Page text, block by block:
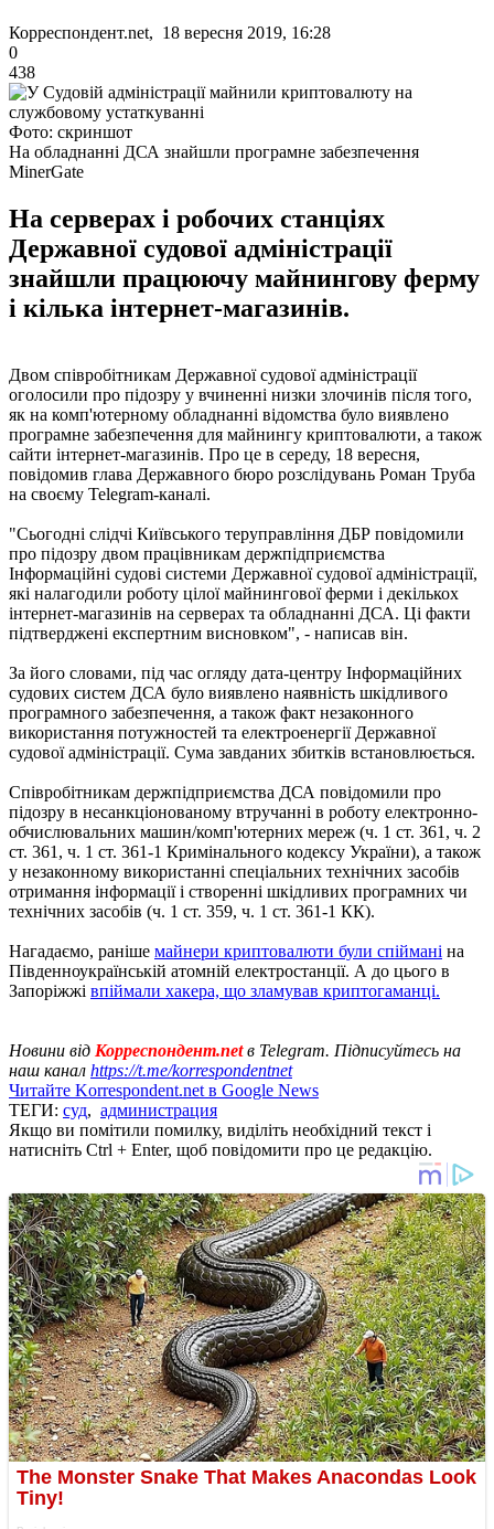
Корреспондент.net, 18 вересня 2019, 16:28
0
438
Фото: скриншот
На обладнанні ДСА знайшли програмне забезпечення
MinerGate
На серверах і робочих станціях
Державної судової адміністрації
знайшли працюючу майнингову ферму
і кілька інтернет-магазинів.
Двом співробітникам Державної судової адміністрації
оголосили про підозру у вчиненні низки злочинів після того,
як на комп'ютерному обладнанні відомства було виявлено
програмне забезпечення для майнингу криптовалюти, а також
сайти інтернет-магазинів. Про це в середу, 18 вересня,
повідомив глава Державного бюро розслідувань Роман Труба
на своєму Telegram-каналі.
"Сьогодні слідчі Київського теруправління ДБР повідомили
про підозру двом працівникам держпідприємства
Інформаційні судові системи Державної судової адміністрації,
які налагодили роботу цілої майнингової ферми і декількох
інтернет-магазинів на серверах та обладнанні ДСА. Ці факти
підтверджені експертним висновком", - написав він.
За його словами, під час огляду дата-центру Інформаційних
судових систем ДСА було виявлено наявність шкідливого
програмного забезпечення, а також факт незаконного
використання потужностей та електроенергії Державної
судової адміністрації. Сума завданих збитків встановлюється.
Співробітникам держпідприємства ДСА повідомили про
підозру в несанкціонованому втручанні в роботу електронно-
обчислювальних машин/комп'ютерних мереж (ч. 1 ст. 361, ч. 2
ст. 361, ч. 1 ст. 361-1 Кримінального кодексу України), а також
у незаконному використанні спеціальних технічних засобів
отримання інформації і створенні шкідливих програмних чи
технічних засобів (ч. 1 ст. 359, ч. 1 ст. 361-1 КК).
Нагадаємо, раніше майнери криптовалюти були спіймані на
Південноукраїнській атомній електростанції. А до цього в
Запоріжжі впіймали хакера, що зламував криптогаманці.
Новини від Корреспондент.netв Telegram. Підписуйтесь на
наш канал https://t.me/korrespondentnet
Читайте Korrespondent.net в Google News
ТЕГИ: суд, администрация
Якщо ви помітили помилку, виділіть необхідний текст і
натисніть Ctrl + Enter, щоб повідомити про це редакцію.